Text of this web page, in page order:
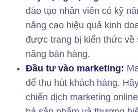
đào tạo nhân viên có kỹ
nâng cao hiệu quả kinh
được trang bị kiến thức về
năng bán hàng.
Đầu tư vào marketing:
để thu hút khách hàng.
chiến dịch marketing